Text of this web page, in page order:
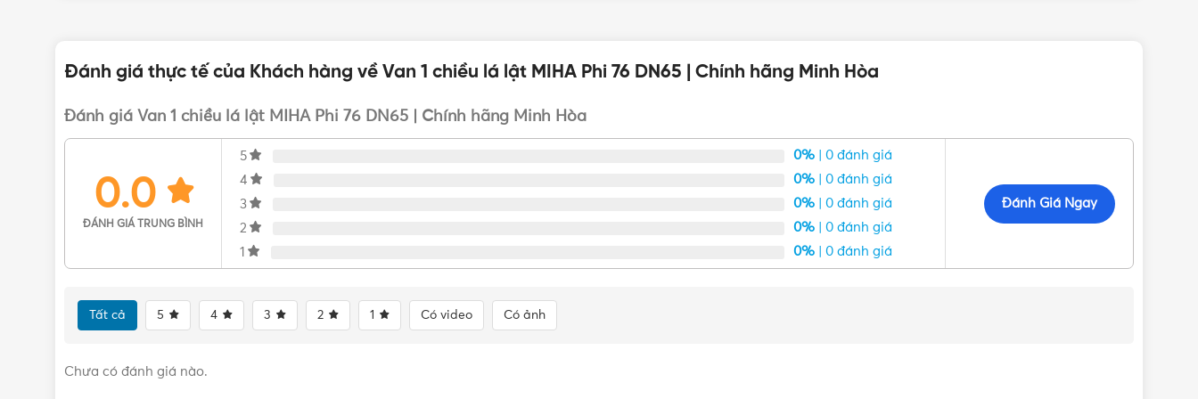
Đánh giá thực tế của Khách hàng về Van 1 chiều lá lật MIHA Phi 76 DN65 | Chính hãng Minh Hòa
Đánh giá Van 1 chiều lá lật MIHA Phi 76 DN65 | Chính hãng Minh Hòa
0.0
ĐÁNH GIÁ TRUNG BÌNH
5 0% | 0 đánh giá
4
0% | 0 đánh giá
3
0% | 0 đánh giá
2
0% | 0 đánh giá
1
0% | 0 đánh giá
Đánh Giá Ngay
Tất cả 5 4 3 2 1 Có video Có ảnh
Chưa có đánh giá nào.